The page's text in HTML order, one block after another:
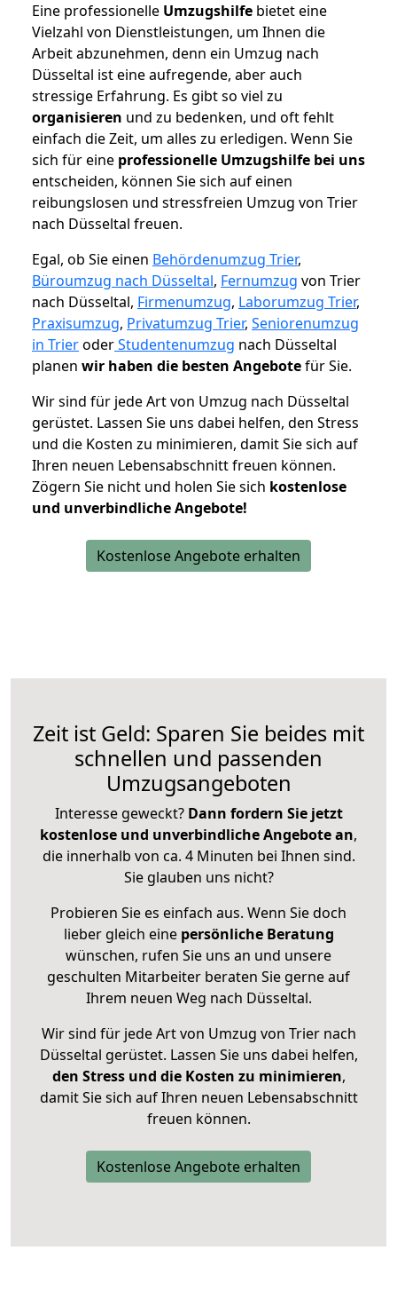
Eine professionelle Umzugshilfe bietet eine
Vielzahl von Dienstleistungen, um Ihnen die
Arbeit abzunehmen, denn ein Umzug nach
Düsseltal ist eine aufregende, aber auch
stressige Erfahrung. Es gibt so viel zu
organisieren und zu bedenken, und oft fehlt
einfach die Zeit, um alles zu erledigen. Wenn Sie
sich für eine professionelle Umzugshilfe bei uns
entscheiden, können Sie sich auf einen
reibungslosen und stressfreien Umzug von Trier
nach Düsseltal freuen.
Egal, ob Sie einen Behördenumzug Trier,
Büroumzug nach Düsseltal, Fernumzug von Trier
nach Düsseltal, Firmenumzug, Laborumzug Trier,
Praxisumzug, Privatumzug Trier, Seniorenumzug
in TrieroderStudentenumzug nach Düsseltal
planen wir haben die besten Angebotefür Sie.
Wir sind für jede Art von Umzug nach Düsseltal
gerüstet. Lassen Sie uns dabei helfen, den Stress
und die Kosten zu minimieren, damit Sie sich auf
Ihren neuen Lebensabschnitt freuen können.
Zögern Sie nicht und holen Sie sich kostenlose
und unverbindliche Angebote!
Kostenlose Angebote erhalten
Zeit ist Geld: Sparen Sie beides mit
schnellen und passenden
Umzugsangeboten
Interesse geweckt? Dann fordern Sie jetzt
kostenlose und unverbindliche Angebote an,
die innerhalb von ca. 4 Minuten bei Ihnen sind.
Sie glauben uns nicht?
Probieren Sie es einfach aus. Wenn Sie doch
lieber gleich eine persönliche Beratung
wünschen, rufen Sie uns an und unsere
geschulten Mitarbeiter beraten Sie gerne auf
Ihrem neuen Weg nach Düsseltal.
Wir sind für jede Art von Umzug von Trier nach
Düsseltal gerüstet. Lassen Sie uns dabei helfen,
den Stress und die Kosten zu minimieren,
damit Sie sich auf Ihren neuen Lebensabschnitt
freuen können.
Kostenlose Angebote erhalten